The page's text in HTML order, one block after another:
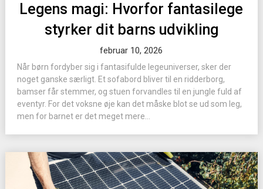
Legens magi: Hvorfor fantasilege
styrker dit barns udvikling
februar 10, 2026
Når børn fordyber sig i fantasifulde legeuniverser, sker der
noget ganske særligt. Et sofabord bliver til en ridderborg,
bamser får stemmer, og stuen forvandles til en jungle fuld af
eventyr. For det voksne øje kan det måske blot se ud som leg,
men for barnet er det meget mere...